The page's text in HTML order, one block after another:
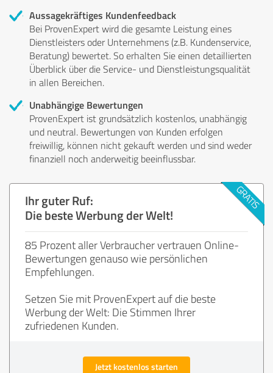
Aussagekräftiges Kundenfeedback
Bei ProvenExpert wird die gesamte Leistung eines
Dienstleisters oder Unternehmens (z.B. Kundenservice,
Beratung) bewertet. So erhalten Sie einen detaillierten
Überblick über die Service- und Dienstleistungsqualität
in allen Bereichen.
Unabhängige Bewertungen
ProvenExpert ist grundsätzlich kostenlos, unabhängig
und neutral. Bewertungen von Kunden erfolgen
freiwillig, können nicht gekauft werden und sind weder
finanziell noch anderweitig beeinflussbar.
Ihr guter Ruf:
Die beste Werbung der Welt!
85 Prozent aller Verbraucher vertrauen Online-
Bewertungen genauso wie persönlichen
Empfehlungen.
Setzen Sie mit ProvenExpert auf die beste
Werbung der Welt: Die Stimmen Ihrer
zufriedenen Kunden.
Jetzt kostenlos starten